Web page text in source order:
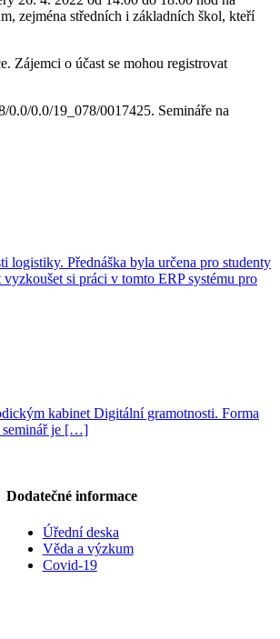
zejména středních i základních škol, kteří
Zájemci o účast se mohou registrovat
0.0/19_078/0017425. Semináře na
Přednáška byla určena pro studenty
si práci v tomto ERP systému pro
kabinet Digitální gramotnosti. Forma
seminář je […]
Dodatečné informace
Úřední deska
Věda a výzkum
Covid-19